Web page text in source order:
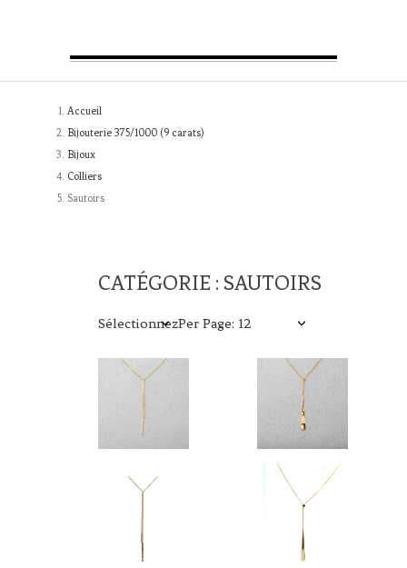
Accueil
Bijouterie 375/1000 (9 carats)
Bijoux
Colliers
Sautoirs
CATÉGORIE : SAUTOIRS
SélectionnezPer Page: 12